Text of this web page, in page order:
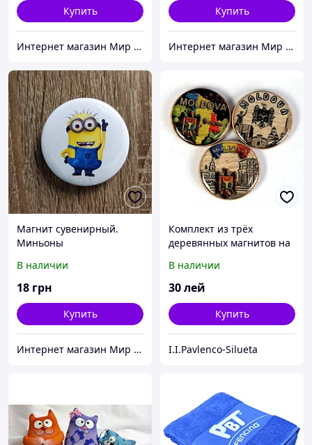
Купить
Интернет магазин Мир стендов. Товары из Украины
Купить
Интернет магазин Мир стендов. Товары из Украины
Магнит сувенирный.
Миньоны
В наличии
18 грн
Купить
Интернет магазин Мир стендов. Товары из Украины
Комплект из трёх
деревянных магнитов на
В наличии
30лей
Купить
I.I.Pavlenco-Silueta